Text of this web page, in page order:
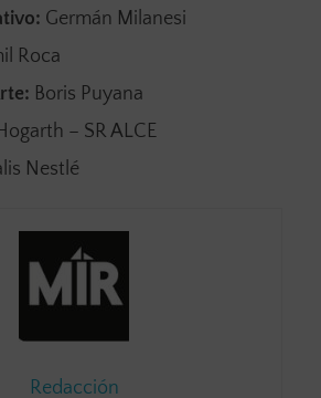
Germán Milanesi
Roca
Boris Puyana
– SR ALCE
Nestlé
Redacción